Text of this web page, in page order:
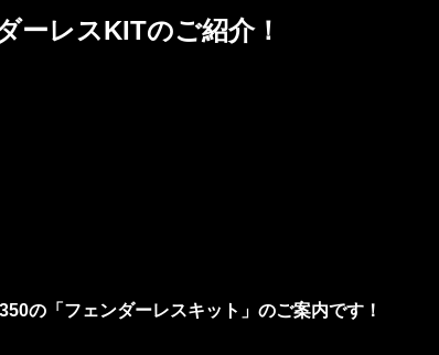
ーレスKITのご紹介！
の「フェンダーレスキット」のご案内です！